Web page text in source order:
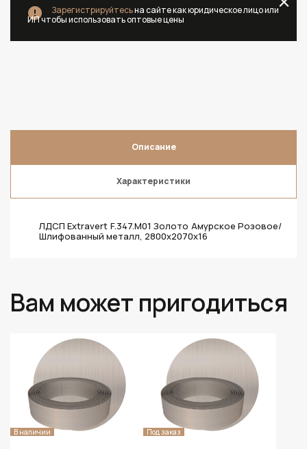
Зарегистрируйтесьна сайте как юридическое лицо или
ИП чтобы использовать оптовые цены
Описание
Характеристики
ЛДСП Extravert F.347.M01 Золото Амурское Розовое/
Шлифованный металл, 2800х2070х16
Вам может пригодиться
В наличии Под заказ